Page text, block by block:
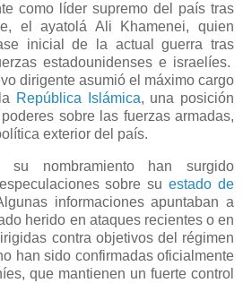
como líder supremo del país tras
el ayatolá Ali Khamenei, quien
inicial de la actual guerra tras
estadounidenses e israelíes.
dirigente asumió el máximo cargo
República Islámica, una posición
sobre las fuerzas armadas,
exterior del país.
su nombramiento han surgido
sobre suestado de
informaciones apuntaban a
herido en ataques recientes o en
contra objetivos del régimen
han sido confirmadas oficialmente
que mantienen un fuerte control